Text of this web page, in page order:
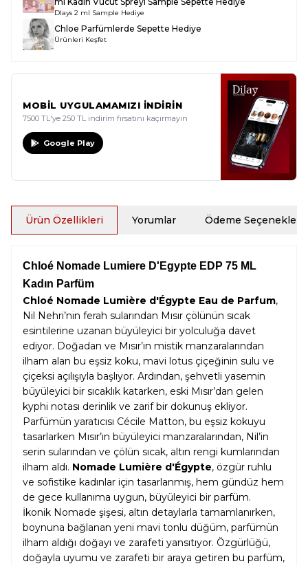
Dlays 2 ml Sample Hediye
Chloe Parfümlerde Sepette Hediye
Ürünleri Keşfet
MOBİL UYGULAMAMIZI İNDİRİN
7500 TL'ye 250 TL indirim fırsatını kaçırmayın
Google Play
Ürün Özellikleri Yorumlar Ödeme Seçenekleri
Chloé Nomade Lumiere D'Egypte EDP 75 ML
Kadın Parfüm
Chloé Nomade Lumière d'Égypte Eau de Parfum,
Nil Nehri’nin ferah sularından Mısır çölünün sıcak
esintilerine uzanan büyüleyici bir yolculuğa davet
ediyor. Doğadan ve Mısır’ın mistik manzaralarından
ilham alan bu eşsiz koku, mavi lotus çiçeğinin sulu ve
çiçeksi açılışıyla başlıyor. Ardından, şehvetli yasemin
büyüleyici bir sıcaklık katarken, eski Mısır’dan gelen
kyphi notası derinlik ve zarif bir dokunuş ekliyor.
Parfümün yaratıcısı Cécile Matton, bu eşsiz kokuyu
tasarlarken Mısır’ın büyüleyici manzaralarından, Nil’in
serin sularından ve çölün sıcak, altın rengi kumlarından
ilham aldı. Nomade Lumière d'Égypte, özgür ruhlu
ve sofistike kadınlar için tasarlanmış, hem gündüz hem
de gece kullanıma uygun, büyüleyici bir parfüm.
İkonik Nomade şişesi, altın detaylarla tamamlanırken,
boynuna bağlanan yeni mavi tonlu düğüm, parfümün
ilham aldığı doğayı ve zarafeti yansıtıyor. Özgürlüğü,
doğayla uyumu ve zarafeti bir araya getiren bu parfüm,